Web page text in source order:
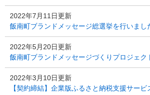
2022年7月11日更新
飯南町ブランドメッセージ総選挙を行いまし
2022年5月20日更新
飯南町ブランドメッセージづくりプロジェク
2022年3月10日更新
【契約締結】企業版ふるさと納税支援サービ